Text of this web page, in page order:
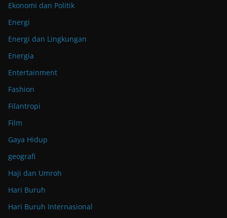
Ekonomi dan Politik
Energi
Energi dan Lingkungan
Energia
Entertainment
Fashion
Filantropi
Film
Gaya Hidup
geografi
Haji dan Umroh
Hari Buruh
Hari Buruh Internasional